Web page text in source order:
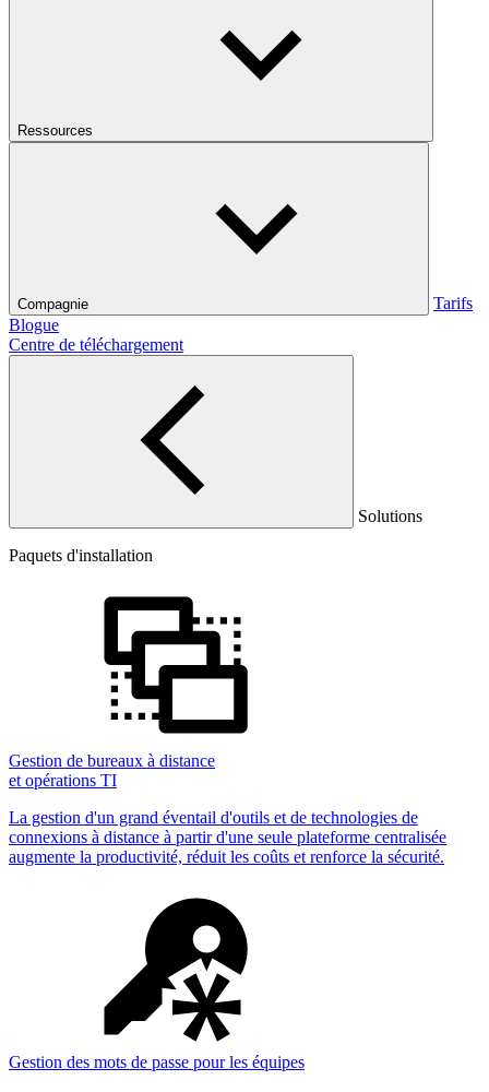
Ressources
Compagnie
Tarifs
Blogue
Centre de téléchargement
Solutions
Paquets d'installation
Gestion de bureaux à distance
et opérations TI
La gestion d'un grand éventail d'outils et de technologies de
connexions à distance à partir d'une seule plateforme centralisée
augmente la productivité, réduit les coûts et renforce la sécurité.
Gestion des mots de passe pour les équipes